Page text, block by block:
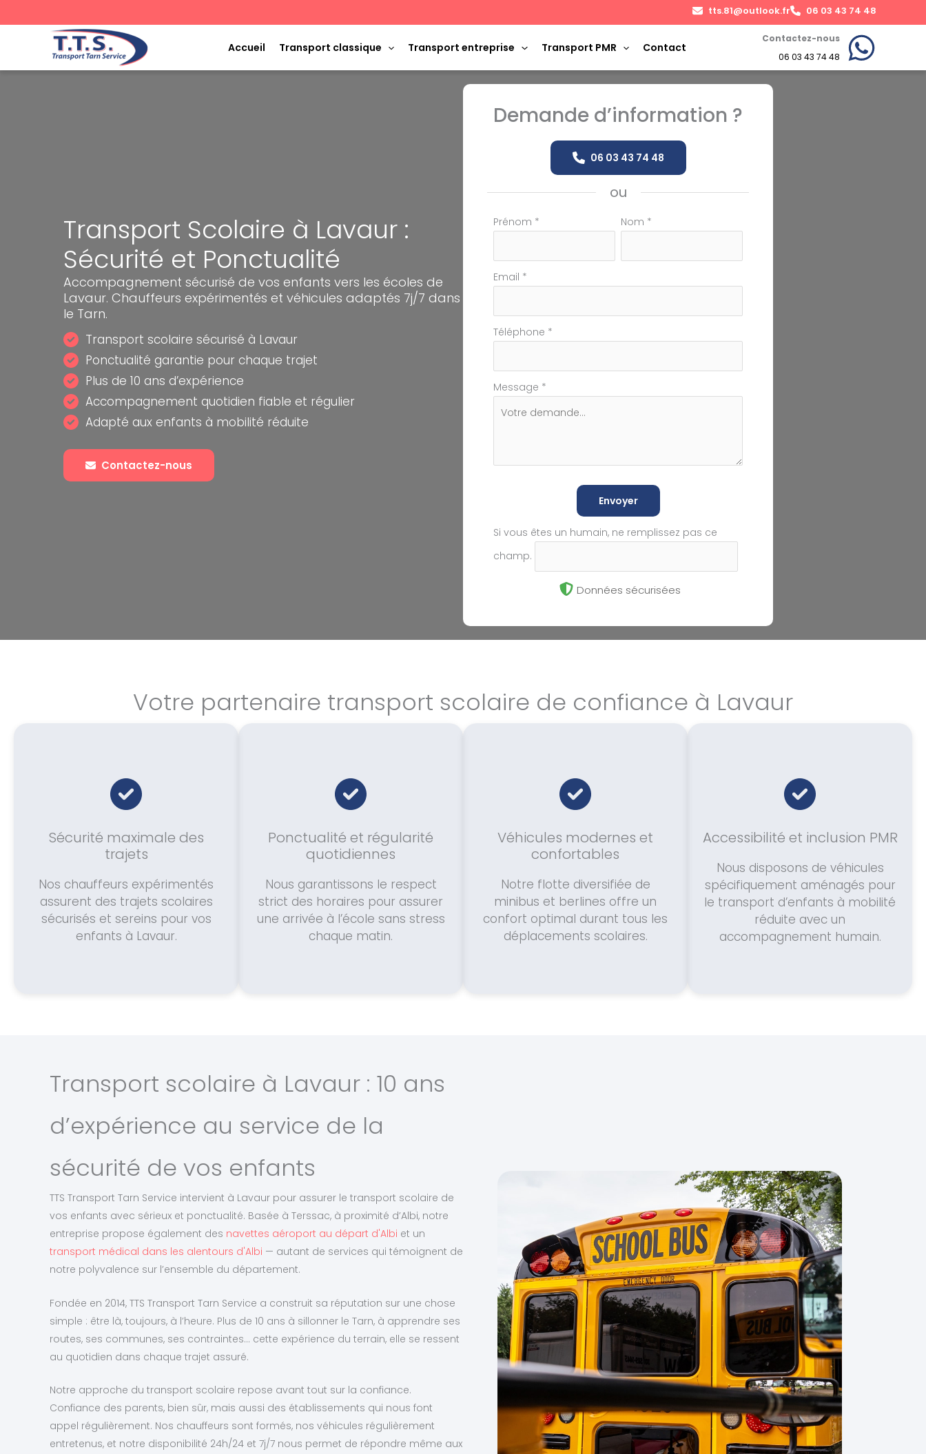
au
tts.81@outlook.fr 06 03 43 74 48
Accueil Transport classique Transport entreprise Transport PMR Contact
Contactez-nous
06 03 43 74 48
Transport Scolaire à Lavaur :
Sécurité et Ponctualité
Accompagnement sécurisé de vos enfants vers les écoles de
Lavaur. Chauffeurs expérimentés et véhicules adaptés 7j/7 dans
le Tarn.
Transport scolaire sécurisé à Lavaur
Ponctualité garantie pour chaque trajet
Plus de 10 ans d’expérience
Accompagnement quotidien fiable et régulier
Adapté aux enfants à mobilité réduite
Contactez-nous
Demande d’information ?
06 03 43 74 48
ou
Formulaire
téléphone
Prénom * Nom *
Email *
Téléphone *
Message *
Envoyer
Si vous êtes un humain, ne remplissez pas ce
champ.
Données sécurisées
Votre partenaire transport scolaire de confiance à Lavaur
Sécurité maximale des
trajets
Nos chauffeurs expérimentés
assurent des trajets scolaires
sécurisés et sereins pour vos
enfants à Lavaur.
Ponctualité et régularité
quotidiennes
Nous garantissons le respect
strict des horaires pour assurer
une arrivée à l’école sans stress
chaque matin.
Véhicules modernes et
confortables
Notre flotte diversifiée de
minibus et berlines offre un
confort optimal durant tous les
déplacements scolaires.
Accessibilité et inclusion PMR
Nous disposons de véhicules
spécifiquement aménagés pour
le transport d’enfants à mobilité
réduite avec un
accompagnement humain.
Transport scolaire à Lavaur : 10 ans
d’expérience au service de la
sécurité de vos enfants
TTS Transport Tarn Service intervient à Lavaur pour assurer le transport scolaire de
vos enfants avec sérieux et ponctualité. Basée à Terssac, à proximité d’Albi, notre
entreprise propose également des navettes aéroport au départ d'Albi et un
transport médical dans les alentours d'Albi — autant de services qui témoignent de
notre polyvalence sur l’ensemble du département.
Fondée en 2014, TTS Transport Tarn Service a construit sa réputation sur une chose
simple : être là, toujours, à l’heure. Plus de 10 ans à sillonner le Tarn, à apprendre ses
routes, ses communes, ses contraintes… cette expérience du terrain, elle se ressent
au quotidien dans chaque trajet assuré.
Notre approche du transport scolaire repose avant tout sur la confiance.
Confiance des parents, bien sûr, mais aussi des établissements qui nous font
appel régulièrement. Nos chauffeurs sont formés, nos véhicules régulièrement
entretenus, et notre disponibilité 24h/24 et 7j/7 nous permet de répondre même aux